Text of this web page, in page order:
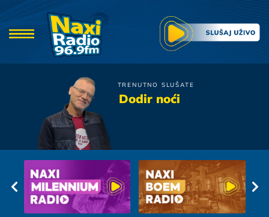
TRENUTNO SLUŠATE
Dodir noćiBijelo Dugme